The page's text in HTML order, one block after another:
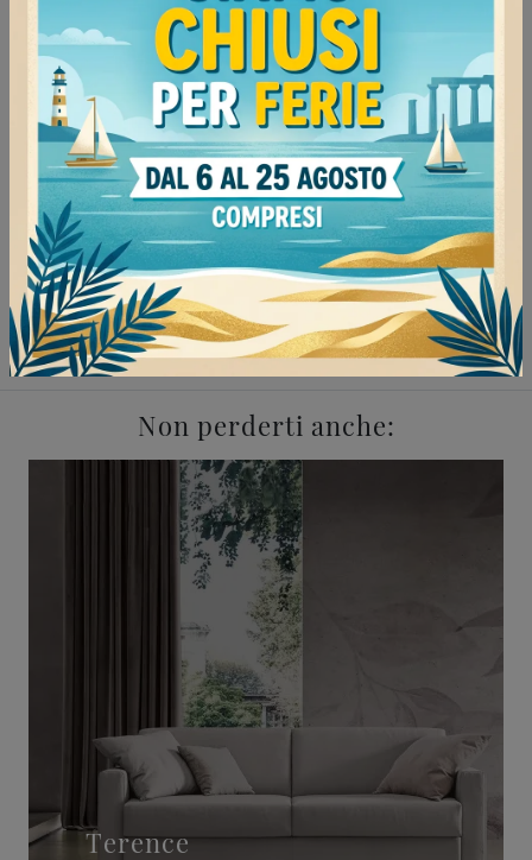
Continua a navigare
Negozio di divani a Pavia
Negozio di divani a Milano
Negozio di divani a Vigevano
Negozio di divani a Tortona
Salotti Flexteam Pavia
Salotti Flexteam Milano
Salotti Flexteam Vigevano
Salotti Flexteam Tortona
Non perderti anche:
Terence